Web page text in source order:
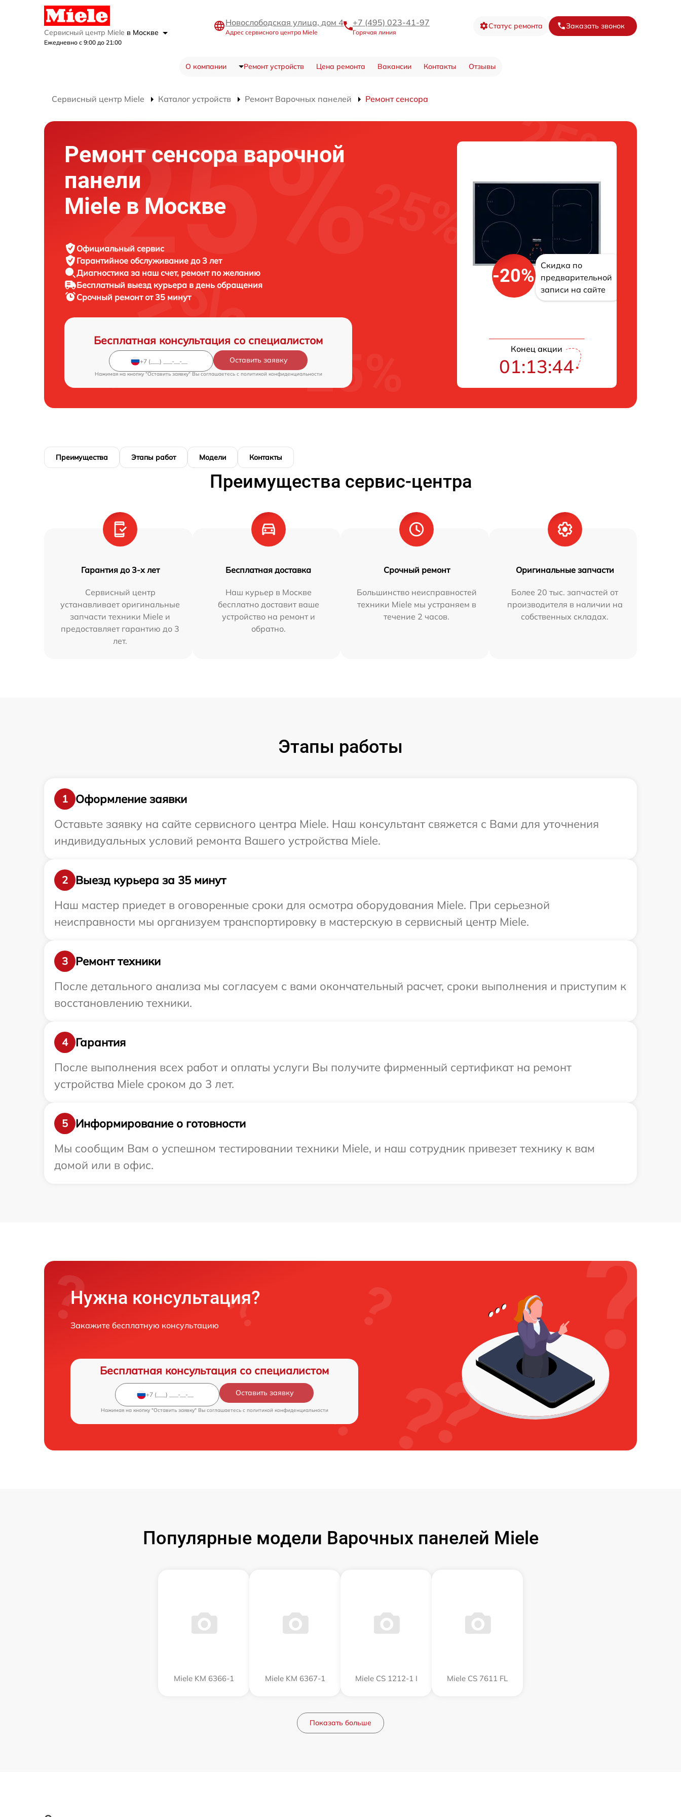
Сервисный центр Miele в Москве
Ежедневно с 9:00 до 21:00
Новослободская улица, дом 4
Адрес сервисного центра Miele
+7 (495) 023-41-97
Горячая линия
Статус ремонта Заказать звонок
О компании Ремонт устройств Цена ремонта Вакансии Контакты Отзывы
Сервисный центр Miele Каталог устройств Ремонт Варочных панелей Ремонт сенсора
Ремонт сенсора варочной
панели
Miele в Москве
Официальный сервис
Гарантийное обслуживание до 3 лет
Диагностика за наш счет, ремонт по желанию
Бесплатный выезд курьера в день обращения
Срочный ремонтот 35 минут
Бесплатная консультация со специалистом
Оставить заявку
Нажимая на кнопку "Оставить заявку" Вы соглашаетесь c политикой конфиденциальности
-20%
Скидка по
предварительной
записи на сайте
Конец акции
01:13:43
Преимущества Этапы работ Модели Контакты
Преимущества сервис-центра
Гарантия до 3-х лет
Сервисный центр
устанавливает оригинальные
запчасти техники Miele и
предоставляет гарантию до 3
лет.
Бесплатная доставка
Наш курьер в Москве
бесплатно доставит ваше
устройство на ремонт и
обратно.
Срочный ремонт
Большинство неисправностей
техники Miele мы устраняем в
течение 2 часов.
Оригинальные запчасти
Более 20 тыс. запчастей от
производителя в наличии на
собственных складах.
Этапы работы
1
Оформление заявки
Оставьте заявку на сайте сервисного центра Miele. Наш консультант свяжется с Вами для уточнения
индивидуальных условий ремонта Вашего устройства Miele.
2
Выезд курьера за 35 минут
Наш мастер приедет в оговоренные сроки для осмотра оборудования Miele. При серьезной
неисправности мы организуем транспортировку в мастерскую в сервисный центр Miele.
3
Ремонт техники
После детального анализа мы согласуем с вами окончательный расчет, сроки выполнения и приступим к
восстановлению техники.
4
Гарантия
После выполнения всех работ и оплаты услуги Вы получите фирменный сертификат на ремонт
устройства Miele сроком до 3 лет.
5
Информирование о готовности
Мы сообщим Вам о успешном тестировании техники Miele, и наш сотрудник привезет технику к вам
домой или в офис.
Нужна консультация?
Закажите бесплатную консультацию
Бесплатная консультация со специалистом
Оставить заявку
Нажимая на кнопку "Оставить заявку" Вы соглашаетесь c политикой конфиденциальности
Популярные модели Варочных панелей Miele
Miele KM 6366-1 Miele KM 6367-1 Miele CS 1212-1 I Miele CS 7611 FL
Показать больше